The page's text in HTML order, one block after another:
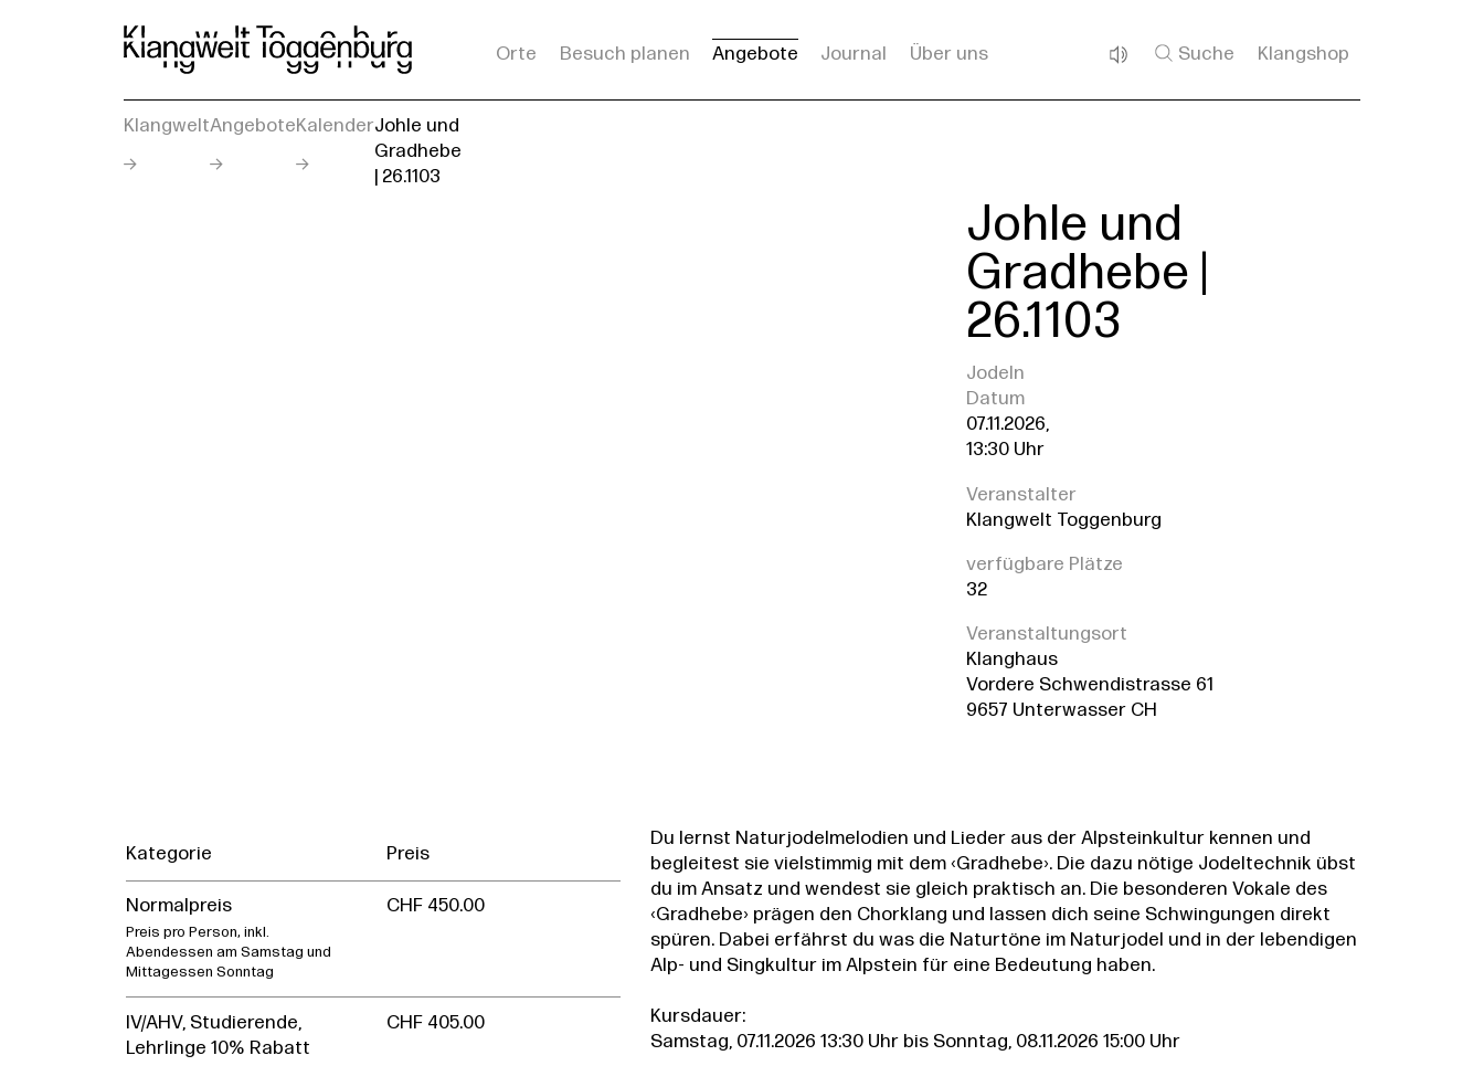
Orte Besuch planen Angebote Journal Über uns Suche Klangshop
KlangweltAngeboteKalenderJohle und
Gradhebe
| 26.1103
Johle und
Gradhebe |
26.1103
Jodeln
Datum
07.11.2026,
13:30 Uhr
Veranstalter
Klangwelt Toggenburg
verfügbare Plätze
32
Veranstaltungsort
Klanghaus
Vordere Schwendistrasse 61
9657 Unterwasser CH
Kategorie Preis
Normalpreis
Preis pro Person, inkl.
Abendessen am Samstag und
Mittagessen Sonntag
CHF 450.00
IV/AHV, Studierende,
Lehrlinge 10% Rabatt
CHF 405.00
Du lernst Naturjodelmelodien und Lieder aus der Alpsteinkultur kennen und
begleitest sie vielstimmig mit dem ‹Gradhebe›. Die dazu nötige Jodeltechnik übst
du im Ansatz und wendest sie gleich praktisch an. Die besonderen Vokale des
‹Gradhebe› prägen den Chorklang und lassen dich seine Schwingungen direkt
spüren. Dabei erfährst du was die Naturtöne im Naturjodel und in der lebendigen
Alp- und Singkultur im Alpstein für eine Bedeutung haben.
Kursdauer:
Samstag, 07.11.2026 13:30 Uhr bis Sonntag, 08.11.2026 15:00 Uhr